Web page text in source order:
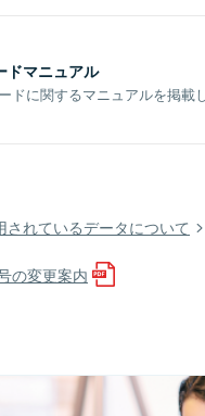
ドマニュアル
ドに関するマニュアルを掲載
れているデータについて
の変更案内